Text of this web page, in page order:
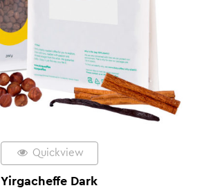
Quickview
Yirgacheffe Dark